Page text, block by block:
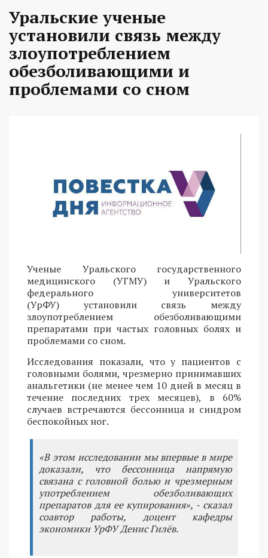
Уральские ученые
установили связь между
злоупотреблением
обезболивающими и
проблемами со сном
Ученые Уральского государственного
медицинского (УГМУ) и Уральского
федерального университетов
(УрФУ) установили связь между
злоупотреблением обезболивающими
препаратами при частых головных болях и
проблемами со сном.
Исследования показали, что у пациентов с
головными болями, чрезмерно принимавших
анальгетики (не менее чем 10 дней в месяц в
течение последних трех месяцев), в 60%
случаев встречаются бессонница и синдром
беспокойных ног.
«В этом исследовании мы впервые в мире
доказали, что бессонница напрямую
связана с головной болью и чрезмерным
употреблением обезболивающих
препаратов для ее купирования», - сказал
соавтор работы, доцент кафедры
экономики УрФУ Денис Гилёв.